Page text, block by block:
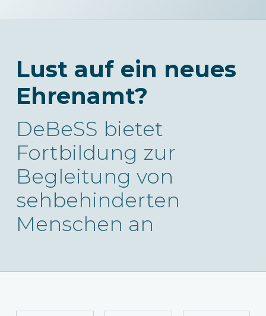
Lust auf ein neues
Ehrenamt?
DeBeSS bietet
Fortbildung zur
Begleitung von
sehbehinderten
Menschen an